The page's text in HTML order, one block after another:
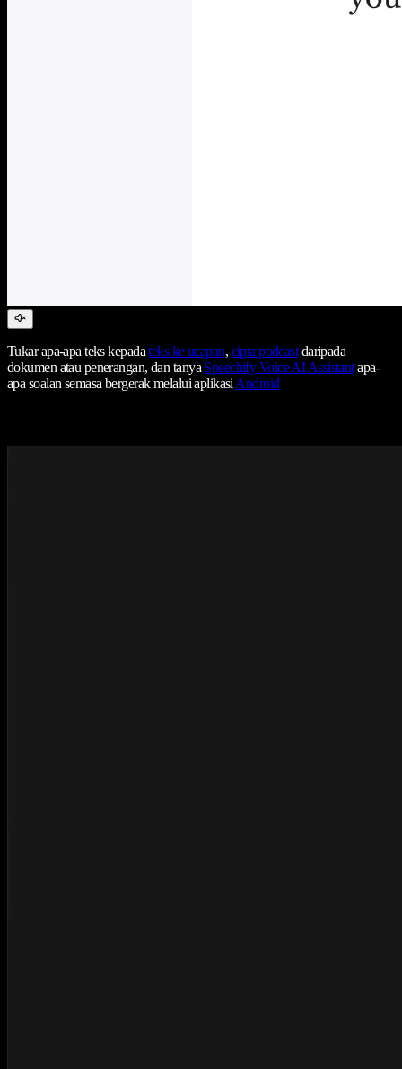
Tukar apa-apa teks kepadateks ke ucapan, cipta podcastdaripada
dokumen atau penerangan, dan tanyaSpeechify Voice AI Assistantapa-
apa soalan semasa bergerak melalui aplikasiAndroid